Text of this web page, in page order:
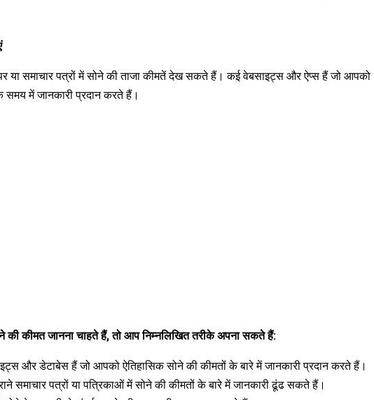
समाचार पत्रों में सोने की ताजा कीमतें देख सकते हैं। कई वेबसाइट्स और ऐप्स हैं जो आपको
समय में जानकारी प्रदान करते हैं।
की कीमत जानना चाहते हैं, तो आप निम्नलिखित तरीके अपना सकते हैं:
और डेटाबेस हैं जो आपको ऐतिहासिक सोने की कीमतों के बारे में जानकारी प्रदान करते हैं।
समाचार पत्रों या पत्रिकाओं में सोने की कीमतों के बारे में जानकारी ढूंढ सकते हैं।